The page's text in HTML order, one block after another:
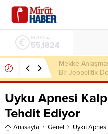
ALTIN
6.662,10
Gençler
Uyku Apnesi Kalp
Tehdit Ediyor
Anasayfa Genel Uyku Apnesi